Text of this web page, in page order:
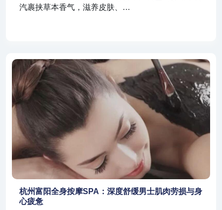
汽裹挟草本香气，滋养皮肤、…
杭州富阳全身按摩SPA：深度舒缓男士肌肉劳损与身
心疲惫